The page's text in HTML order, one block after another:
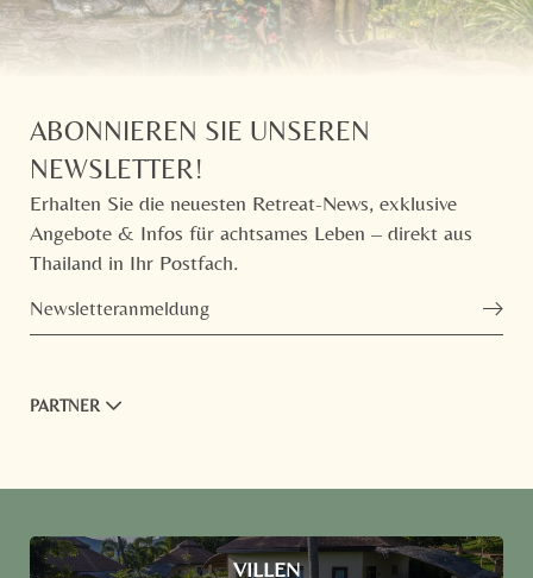
ABONNIEREN SIE UNSEREN
NEWSLETTER!
Erhalten Sie die neuesten Retreat-News, exklusive
Angebote & Infos für achtsames Leben – direkt aus
Thailand in Ihr Postfach.
Newsletteranmeldung
PARTNER
VILLEN